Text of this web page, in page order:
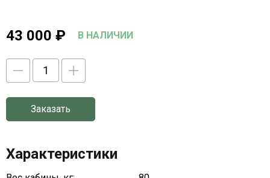
43 000 ₽ В НАЛИЧИИ
Заказать
Характеристики